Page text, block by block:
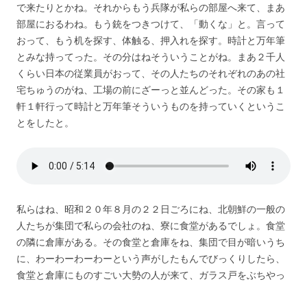
で来たりとかね。それからもう兵隊が私らの部屋へ来て、まあ
部屋におるわね。もう銃をつきつけて、「動くな」と。言って
おって、もう机を探す、体触る、押入れを探す。時計と万年筆
とみな持ってった。その分はねそういうことがね。まあ２千人
くらい日本の従業員がおって、その人たちのそれぞれのあの社
宅ちゅうのがね、工場の前にざーっと並んどった。その家も１
軒１軒行って時計と万年筆そういうものを持っていくというこ
とをしたと。
私らはね、昭和２０年８月の２２日ごろにね、北朝鮮の一般の
人たちが集団で私らの会社のね、寮に食堂があるでしょ。食堂
の隣に倉庫がある。その食堂と倉庫をね、集団で目が暗いうち
に、わーわーわーわーという声がしたもんでびっくりしたら、
食堂と倉庫にものすごい大勢の人が来て、ガラス戸をぶちやっ